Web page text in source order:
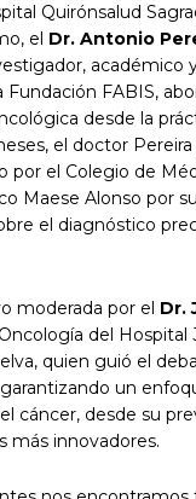
Quirónsalud
el Dr. Antonio
académico
Fundación FABIS,
desde la
el doctor
por el Colegio de
Maese Alonso por
el diagnóstico
moderada por el Dr.
del Hospital
quien guió el
un
cáncer, desde su
más innovadores.